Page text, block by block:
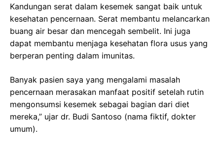
Kandungan serat dalam kesemek sangat baik untuk
kesehatan pencernaan. Serat membantu melancarkan
buang air besar dan mencegah sembelit. Ini juga
dapat membantu menjaga kesehatan flora usus yang
berperan penting dalam imunitas.
Banyak pasien saya yang mengalami masalah
pencernaan merasakan manfaat positif setelah rutin
mengonsumsi kesemek sebagai bagian dari diet
mereka,” ujar dr. Budi Santoso (nama fiktif, dokter
umum).